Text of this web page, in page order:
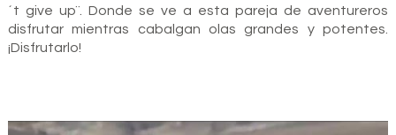
´t give up¨. Donde se ve a esta pareja de aventureros
disfrutar mientras cabalgan olas grandes y potentes.
¡Disfrutarlo!